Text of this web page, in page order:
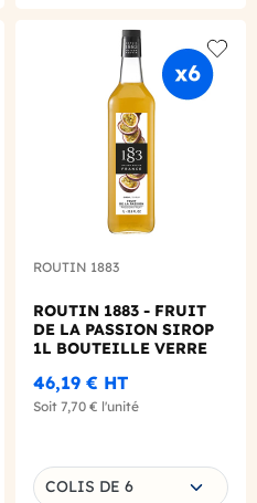
wishlist Add
ROUTIN 1883
ROUTIN 1883 - FRUIT
DE LA PASSION SIROP
1L BOUTEILLE VERRE
46,19 € HT
Soit 7,70 € l'unité
Choisissez une déclinaison
COLIS DE 6